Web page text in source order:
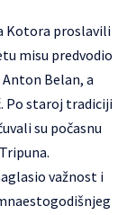
Kotora proslavili
misu predvodio
Belan, a
Po staroj tradiciji
su počasnu
važnost i